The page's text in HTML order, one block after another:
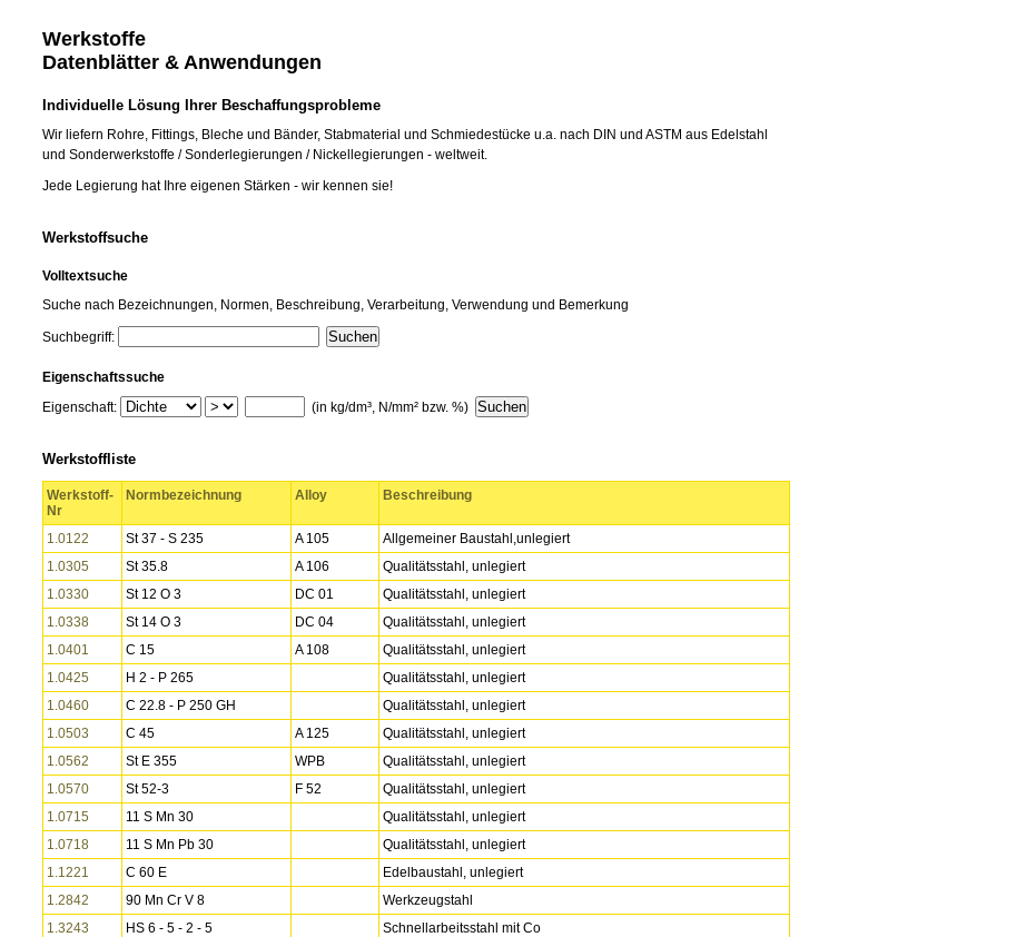
Werkstoffe
Datenblätter & Anwendungen
Individuelle Lösung Ihrer Beschaffungsprobleme
Wir liefern Rohre, Fittings, Bleche und Bänder, Stabmaterial und Schmiedestücke u.a. nach DIN und ASTM aus Edelstahl
und Sonderwerkstoffe / Sonderlegierungen / Nickellegierungen - weltweit.
Jede Legierung hat Ihre eigenen Stärken - wir kennen sie!
Werkstoffsuche
Volltextsuche
Suche nach Bezeichnungen, Normen, Beschreibung, Verarbeitung, Verwendung und Bemerkung
Suchbegriff:
Eigenschaftssuche
Eigenschaft:
(in kg/dm³, N/mm² bzw. %)
Werkstoffliste
Werkstoff-
Nr
Normbezeichnung Alloy Beschreibung
1.0122 St 37 - S 235 A 105
Allgemeiner Baustahl,unlegiert
1.0305
St 35.8 A 106
Qualitätsstahl, unlegiert
1.0330
St 12 O 3 DC 01
Qualitätsstahl, unlegiert
1.0338
St 14 O 3 DC 04
Qualitätsstahl, unlegiert
1.0401
C 15 A 108
Qualitätsstahl, unlegiert
1.0425
H 2 - P 265
Qualitätsstahl, unlegiert
1.0460
C 22.8 - P 250 GH
Qualitätsstahl, unlegiert
1.0503
C 45 A 125
Qualitätsstahl, unlegiert
1.0562
St E 355 WPB
Qualitätsstahl, unlegiert
1.0570
St 52-3 F 52
Qualitätsstahl, unlegiert
1.0715
11 S Mn 30
Qualitätsstahl, unlegiert
1.0718
11 S Mn Pb 30
Qualitätsstahl, unlegiert
1.1221
C 60 E
Edelbaustahl, unlegiert
1.2842
90 Mn Cr V 8
Werkzeugstahl
1.3243
HS 6 - 5 - 2 - 5
Schnellarbeitsstahl mit Co